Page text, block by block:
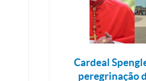
Cardeal
peregrinação